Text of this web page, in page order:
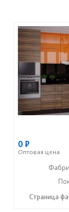
0Р
Оптовая цена
+7 (927) 38-
Страница